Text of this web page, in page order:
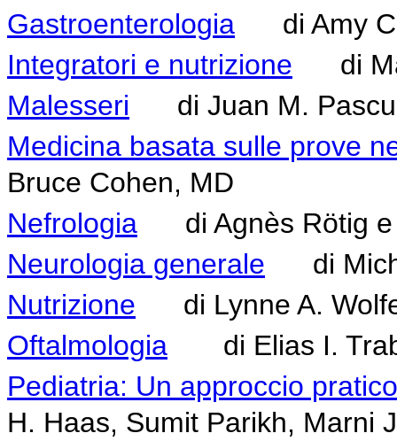
Gastroenterologia di Amy C.
Integratori e nutrizione di
Malesseri di Juan M.
Medicina basata sulle prove
Bruce Cohen, MD
Nefrologia di Agnès Rötig e
Neurologia generale di
Nutrizione di Lynne A.
Oftalmologia di Elias I.
Pediatria: Un approccio
H. Haas, Sumit Parikh, Marni